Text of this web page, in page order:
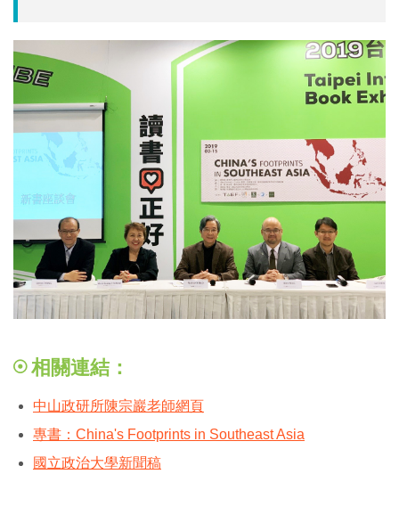
相關連結：
中山政研所陳宗巖老師網頁
專書：China's Footprints in Southeast Asia
國立政治大學新聞稿